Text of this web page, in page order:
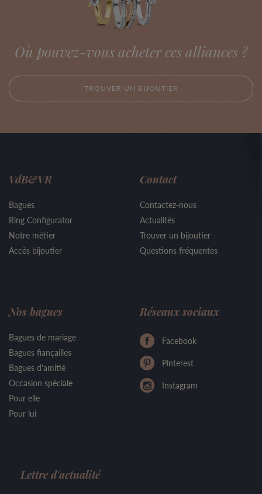
Où pouvez-vous acheter ces alliances ?
TROUVER UN BIJOUTIER
VdB&VR
Bagues
Ring Configurator
Notre métier
Accès bijoutier
Contact
Contactez-nous
Actualités
Trouver un bijoutier
Questions fréquentes
Nos bagues
Bagues de mariage
Bagues fiançailles
Bagues d'amitié
Occasion spéciale
Pour elle
Pour lui
Réseaux sociaux
Facebook
Pinterest
Instagram
Lettre d'actualité